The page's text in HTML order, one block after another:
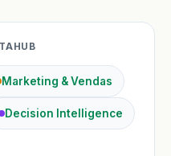
Marketing & Vendas
Decision Intelligence